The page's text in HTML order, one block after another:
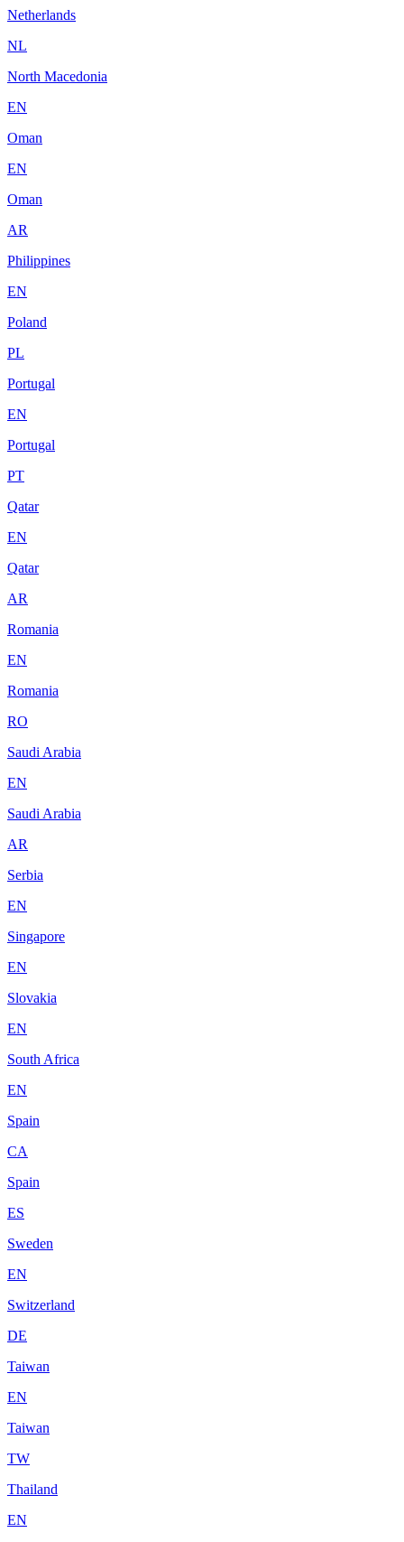
Netherlands
NL
North Macedonia
EN
Oman
EN
Oman
AR
Philippines
EN
Poland
PL
Portugal
EN
Portugal
PT
Qatar
EN
Qatar
AR
Romania
EN
Romania
RO
Saudi Arabia
EN
Saudi Arabia
AR
Serbia
EN
Singapore
EN
Slovakia
EN
South Africa
EN
Spain
CA
Spain
ES
Sweden
EN
Switzerland
DE
Taiwan
EN
Taiwan
TW
Thailand
EN